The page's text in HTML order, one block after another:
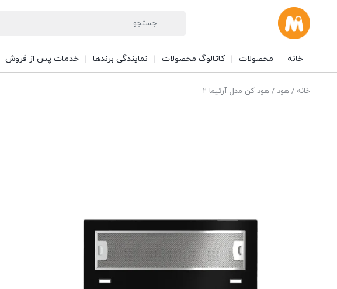
خانه محصولات کاتالوگ محصولات نمایندگی برندها خدمات پس از فروش
خانه /هود / هود کن مدل آرتیما ۲